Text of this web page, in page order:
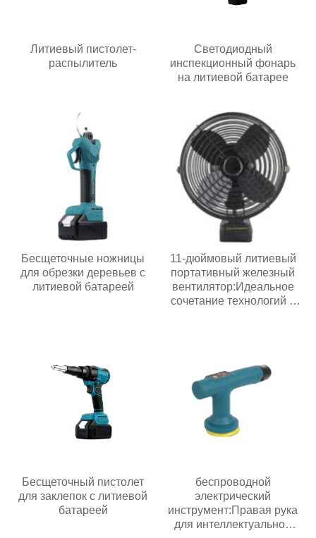
Литиевый пистолет-
распылитель
Светодиодный
инспекционный фонарь
на литиевой батарее
Бесщеточные ножницы
для обрезки деревьев с
литиевой батареей
11-дюймовый литиевый
портативный железный
вентилятор:Идеальное
сочетание технологий и
Бесщеточный пистолет
для заклепок с литиевой
батареей
беспроводной
электрический
инструмент:Правая рука
для интеллектуальной